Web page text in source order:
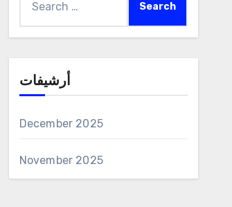
for:
أرشيفات
December 2025
November 2025